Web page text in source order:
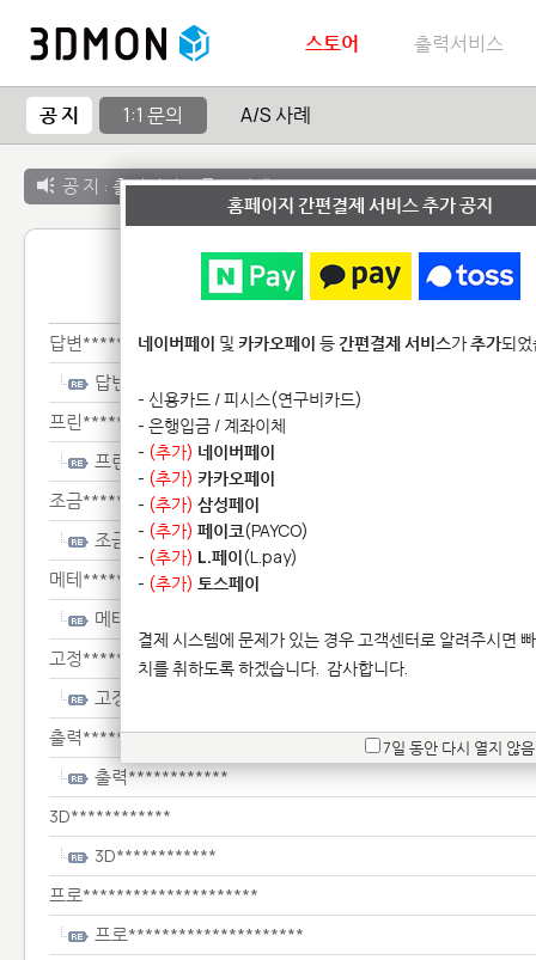
스토어 출력서비스
공 지 1:1 문의 A/S 사례
공 지 : 출력서비스 종료 안내
1:1 문
답변****************************
답변****************************
프린*******************************
프린*******************************
조금**********************
조금**********************
메테*****
메테*****
고정************
고정************
출력************
출력************
3D************
3D************
프로*********************
프로*********************
홈페이지 간편결제 서비스 추가 공지
네이버페이 및 카카오페이 등간편결제 서비스가추가되
- 신용카드 / 피시스(연구비카드)
- 은행입금 / 계좌이체
- (추가) 네이버페이
- (추가) 카카오페이
- (추가) 삼성페이
- (추가) 페이코(PAYCO)
- (추가) L.페이(L.pay)
- (추가) 토스페이
결제 시스템에 문제가 있는 경우 고객센터로 알려주시면
치를 취하도록 하겠습니다. 감사합니다.
7일 동안 다시 열지 않음